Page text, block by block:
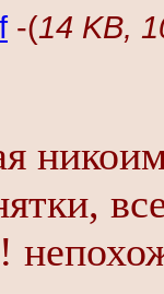
-(14 KB,